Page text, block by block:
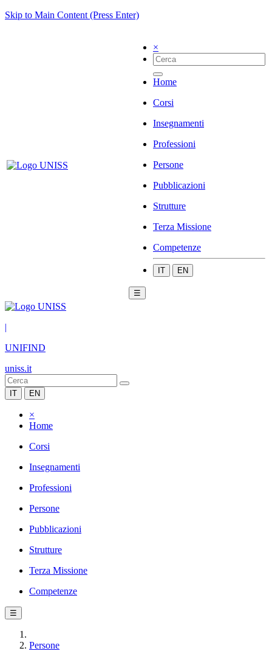
Skip to Main Content (Press Enter)
×
Home
Corsi
Insegnamenti
Professioni
Persone
Pubblicazioni
Strutture
Terza Missione
Competenze
IT EN
☰
|
UNIFIND
uniss.it
IT EN
×
Home
Corsi
Insegnamenti
Professioni
Persone
Pubblicazioni
Strutture
Terza Missione
Competenze
☰
Persone